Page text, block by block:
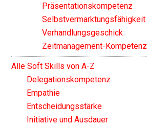
Präsentationskompetenz
Selbstvermarktungsfähigkeit
Verhandlungsgeschick
Zeitmanagement-Kompetenz
Alle Soft Skills von A-Z
Delegationskompetenz
Empathie
Entscheidungsstärke
Initiative und Ausdauer